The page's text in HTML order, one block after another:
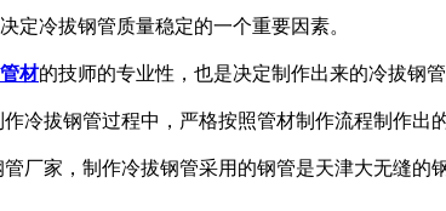
定冷拔钢管质量稳定的一个重要因素。
管材的技师的专业性，也是决定制作出来的冷拔钢
冷拔钢管过程中，严格按照管材制作流程制作出
厂家，制作冷拔钢管采用的钢管是天津大无缝